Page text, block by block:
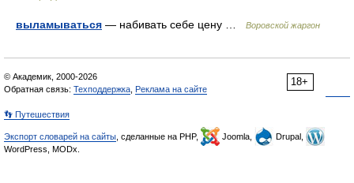
выламываться — набивать себе цену … Воровской жаргон
18+
© Академик, 2000-2026
Обратная связь: Техподдержка Реклама на сайте
👣 Путешествия
Экспорт словарей на сайты , сделанные на PHP, Joomla,
Drupal,
WordPress, MODx.